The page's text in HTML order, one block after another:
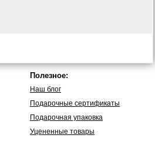
Полезное:
Наш блог
Подарочные сертификаты
Подарочная упаковка
Уцененные товары